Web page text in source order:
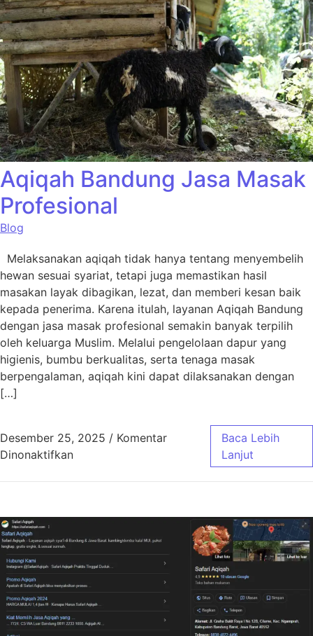
Aqiqah Bandung Jasa Masak
Profesional
Blog
Melaksanakan aqiqah tidak hanya tentang menyembelih
hewan sesuai syariat, tetapi juga memastikan hasil
masakan layak dibagikan, lezat, dan memberi kesan baik
kepada penerima. Karena itulah, layanan Aqiqah Bandung
dengan jasa masak profesional semakin banyak terpilih
oleh keluarga Muslim. Melalui pengelolaan dapur yang
higienis, bumbu berkualitas, serta tenaga masak
berpengalaman, aqiqah kini dapat dilaksanakan dengan
[…]
Desember 25, 2025 / Komentar
Dinonaktifkanpada Aqiqah Bandung Jasa Masak
Baca Lebih
Lanjut